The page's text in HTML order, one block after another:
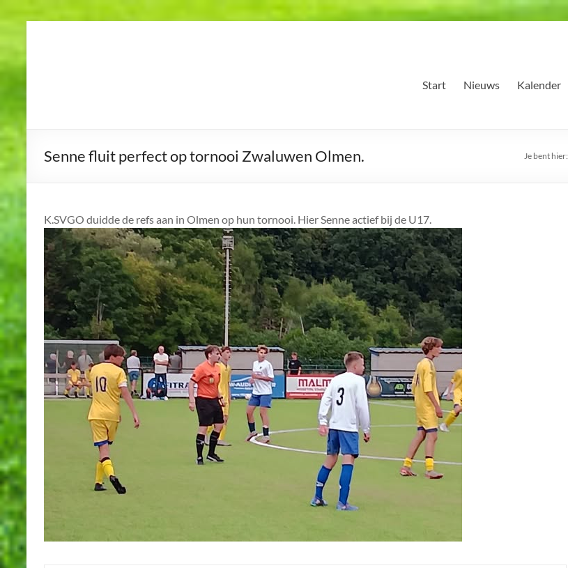
Skip
Start Nieuws Kalender
Senne fluit perfect op tornooi Zwaluwen Olmen. Je bent hier:
K.SVGO duidde de refs aan in Olmen op hun tornooi. Hier Senne actief bij de U17.